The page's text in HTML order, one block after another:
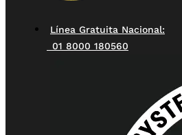
Línea Gratuita Nacional:
01 8000 180560